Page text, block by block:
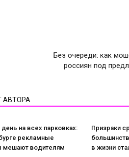
Без очереди: как
россиян под
АВТОРА
на всех парковках:
рекламные
мешают водителям
Призраки
в жизни